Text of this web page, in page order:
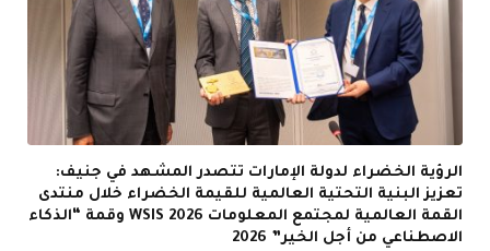
الرؤية الخضراء لدولة الإمارات تتصدر المشهد في جنيف:
تعزيز البنية التحتية العالمية للقيمة الخضراء خلال منتدى
القمة العالمية لمجتمع المعلومات WSIS 2026 وقمة “الذكاء
الاصطناعي من أجل الخير” 2026